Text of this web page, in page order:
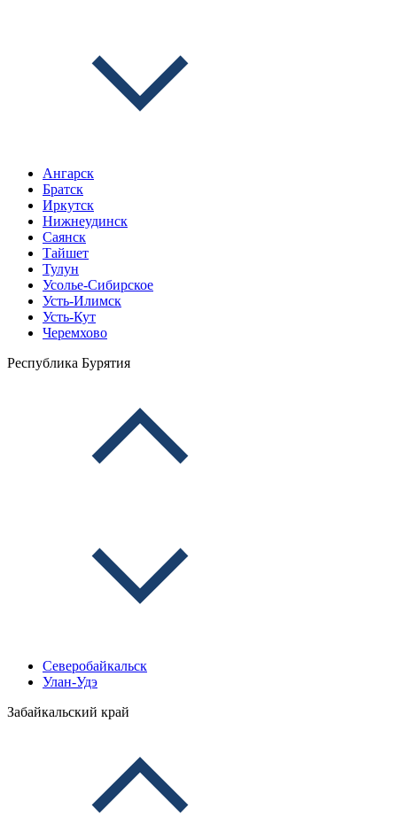
Ангарск
Братск
Иркутск
Нижнеудинск
Саянск
Тайшет
Тулун
Усолье-Сибирское
Усть-Илимск
Усть-Кут
Черемхово
Республика Бурятия
Северобайкальск
Улан-Удэ
Забайкальский край